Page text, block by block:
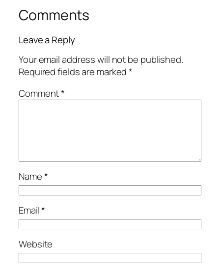
Comments
Leave a Reply
Your email address will not be published.
Required fields are marked*
Comment*
Name*
Email*
Website